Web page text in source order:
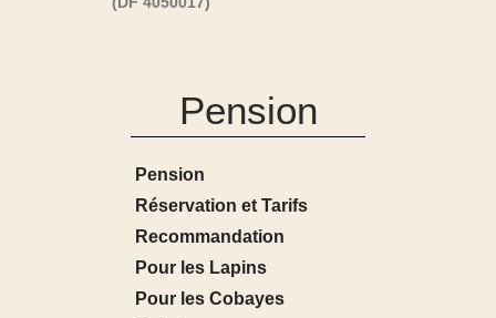
Pension
Pension
Réservation et Tarifs
Recommandation
Pour les Lapins
Pour les Cobayes